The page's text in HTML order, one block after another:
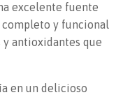
excelente fuente
completo y funcional
antioxidantes que
en un delicioso